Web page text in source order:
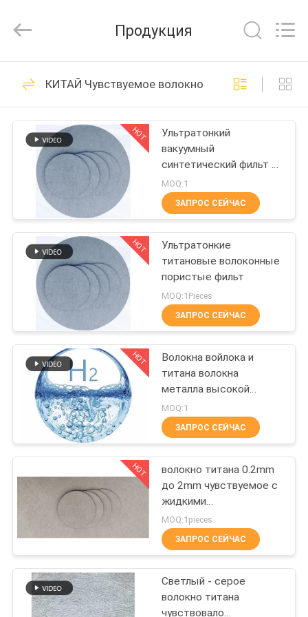
ДОМ
ПРОДУКТЫ
ВИДЕО
ШОУ
VR
НАС
ПУТЕШЕСТВИЕ
ФАБРИКИ
ПРОВЕРКА
КАЧЕСТВА
СВЯЖИТЕСЬ
МЫ
BLOG
СПРОСИТЕ
ЦИТАТУ
Materials
Rights
Спеченное
волокно металла
30
волокно
нержавеющей
стали
22
Волокно титана
Никелевые
волокна
Продукция
КИТАЙ Чувствуемое волокно титана
HOT
Ультратонкий
вакуумный
синтетический фильт из
титановых волокон
MOQ:1
ЗАПРОС СЕЙЧАС
HOT
Ультратонкие
титановые волоконные
пористые фильт
MOQ:1Pieces
ЗАПРОС СЕЙЧАС
HOT
Волокна войлока и
титана волокна
металла высокой
эффективности войлок
Ультра-точного
пористого
MOQ:1
ЗАПРОС СЕЙЧАС
HOT
волокно титана 0.2mm
до 2mm чувствуемое с
жидкими
динамическими
характеристиками
MOQ:1pieces
ЗАПРОС СЕЙЧАС
Светлый - серое
волокно титана
чувствовало